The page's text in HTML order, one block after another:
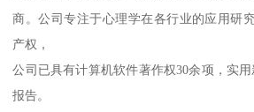
商。公司专注于心理学在各行业的应用研
产权，
公司已具有计算机软件著作权30余项，实
报告。